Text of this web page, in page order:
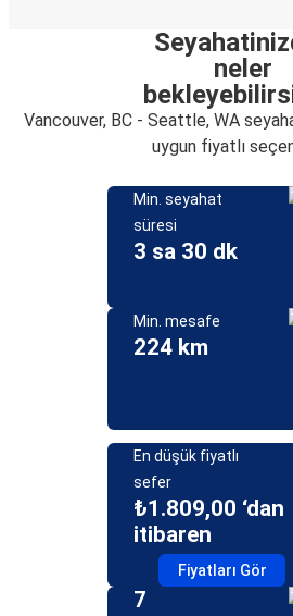
neler
Vancouver, BC - Seattle, WA
uygun fiyatlı
Min. seyahat
süresi
3 sa 30 dk
Min. mesafe
224 km
En düşük fiyatlı
sefer
₺1.809,00 ‘dan
itibaren
Fiyatları Gör
7